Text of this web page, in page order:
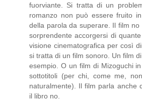
fuorviante. Si tratta di un
romanzo non può essere fruito
della parola da superare. Il film
sorprendente accorgersi di
visione cinematografica per così
si tratta di un film sonoro. Un film
esempio. O un film di Mizoguchi
sottotitoli (per chi, come me,
naturalmente). Il film parla anche
il libro no.